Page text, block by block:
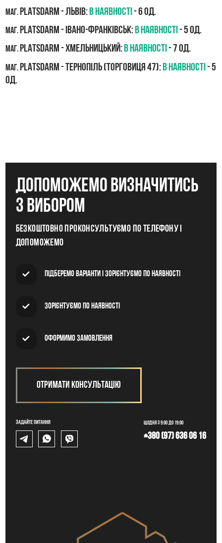
маг.PLATSDARM - Львів:В наявності- 6 од.
маг.PLATSDARM - Івано-Франківськ:В наявності- 5 од.
маг.PLATSDARM - Хмельницький:В наявності- 7 од.
маг.PLATSDARM - Тернопіль (Торговиця 47): В наявності - 5
од.
допоможемо визначитись
з вибором
Безкоштовно проконсультуємо по телефону і
допоможемо
Підберемо варіанти і зорієнтуємо по наявності
Зорієнтуємо по наявності
Оформимо замовлення
Отримати консультацію
Задайте питання Щодня з 9:00 до 19:00
+380 (97) 636 06 16